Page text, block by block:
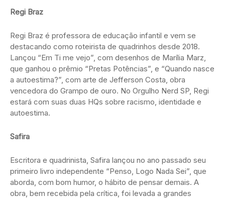
Regi Braz
Regi Braz é professora de educação infantil e vem se
destacando como roteirista de quadrinhos desde 2018.
Lançou “Em Ti me vejo”, com desenhos de Marília Marz,
que ganhou o prêmio “Pretas Potências”, e “Quando nasce
a autoestima?”, com arte de Jefferson Costa, obra
vencedora do Grampo de ouro. No Orgulho Nerd SP, Regi
estará com suas duas HQs sobre racismo, identidade e
autoestima.
Safira
Escritora e quadrinista, Safira lançou no ano passado seu
primeiro livro independente “Penso, Logo Nada Sei”, que
aborda, com bom humor, o hábito de pensar demais. A
obra, bem recebida pela crítica, foi levada a grandes